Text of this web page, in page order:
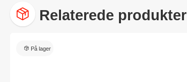
Relaterede produkter
På lager